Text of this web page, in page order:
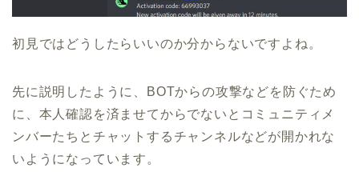
初見ではどうしたらいいのか分からないですよね。
先に説明したように、BOTからの攻撃などを防ぐため
に、本人確認を済ませてからでないとコミュニティメ
ンバーたちとチャットするチャンネルなどが開かれな
いようになっています。